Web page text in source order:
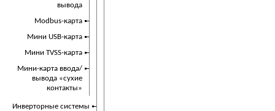
вывода
Modbus-карта
Мини USB-карта
Мини TVSS-карта
Мини-карта ввода/
вывода «сухие
контакты»
Инверторные системы